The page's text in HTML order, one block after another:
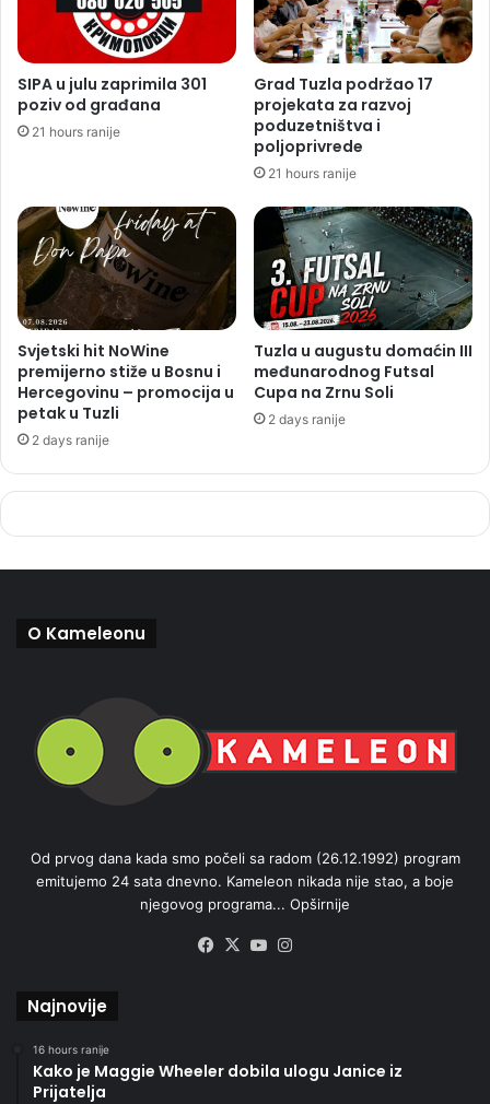
SIPA u julu zaprimila 301
poziv od građana
21 hours ranije
Grad Tuzla podržao 17
projekata za razvoj
poduzetništva i
poljoprivrede
21 hours ranije
Svjetski hit NoWine
premijerno stiže u Bosnu i
Hercegovinu – promocija u
petak u Tuzli
2 days ranije
Tuzla u augustu domaćin III
međunarodnog Futsal
Cupa na Zrnu Soli
2 days ranije
O Kameleonu
Od prvog dana kada smo počeli sa radom (26.12.1992) program
emitujemo 24 sata dnevno. Kameleon nikada nije stao, a boje
njegovog programa... Opširnije
Facebook
X YouTube
Najnovije
16 hours ranije
Kako je Maggie Wheeler dobila ulogu Janice iz
Prijatelja